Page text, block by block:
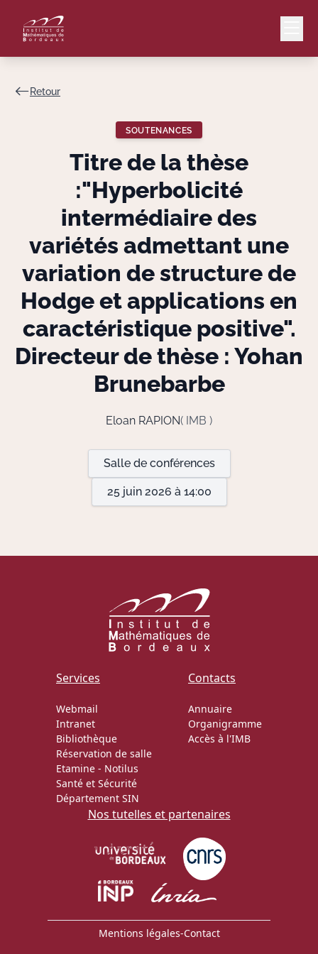
Lang
Le Laboratoire
Recherche
Valorisation
Actions
Informatique
Retour
SOUTENANCES
Titre de la thèse
:"Hyperbolicité
intermédiaire des
variétés admettant une
variation de structure de
Hodge et applications en
caractéristique positive".
Directeur de thèse : Yohan
Brunebarbe
Eloan RAPION( IMB )
Salle de conférences
25 juin 2026 à 14:00
Services
Webmail
Intranet
Bibliothèque
Réservation de salle
Etamine - Notilus
Santé et Sécurité
Département SIN
Contacts
Annuaire
Organigramme
Accès à l'IMB
Nos tutelles et partenaires
Mentions légales-Contact